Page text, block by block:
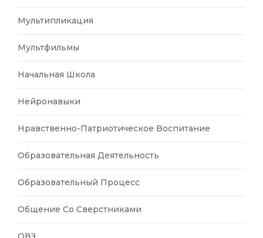
Мультипликация
Мультфильмы
Начальная Школа
Нейронавыки
Нравственно-Патриотическое Воспитание
Образовательная Деятельность
Образовательный Процесс
Общение Со Сверстниками